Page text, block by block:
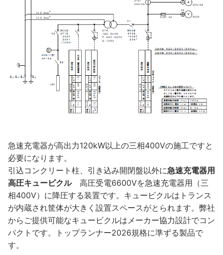
急速充電器が高出力120kW以上の三相400Vの施工ですと
必要になります。
引込コンクリート柱、引き込み開閉盤以外に急速充電器用
高圧キュービクル高圧受電6600Vを急速充電器用（三
相400V）に降圧する装置です。キュービクルはトランス
が内蔵され筐体が大きく設置スペースがとられます。弊社
からご提供可能なキュービクルはメーカー協力設計でコン
パクトです。トップランナー2026規格に準ずる製品で
す。